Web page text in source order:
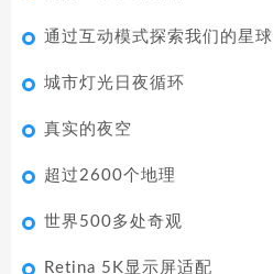
通过互动模式探索我们的星球
城市灯光日夜循环
真实的夜空
超过2600个地理
世界500多处奇观
Retina 5K显示屏适配